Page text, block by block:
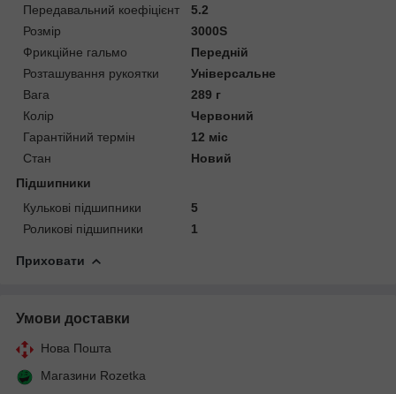
Передавальний коефіцієнт
5.2
Розмір
3000S
Фрикційне гальмо
Передній
Розташування рукоятки
Універсальне
Вага
289 г
Колір
Червоний
Гарантійний термін
12 міс
Стан
Новий
Підшипники
Кулькові підшипники
5
Роликові підшипники
1
Приховати
Умови доставки
Нова Пошта
Магазини Rozetka